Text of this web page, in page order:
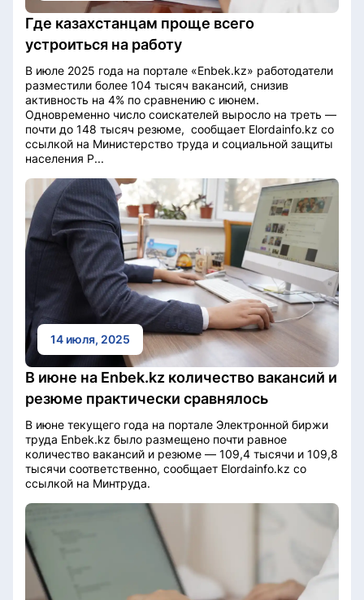
Где казахстанцам проще всего
устроиться на работу
В июле 2025 года на портале «Enbek.kz» работодатели
разместили более 104 тысяч вакансий, снизив
активность на 4% по сравнению с июнем.
Одновременно число соискателей выросло на треть —
почти до 148 тысяч резюме, сообщает Elordainfo.kz со
ссылкой на Министерство труда и социальной защиты
населения Р...
14 июля, 2025
В июне на Enbek.kz количество вакансий и
резюме практически сравнялось
В июне текущего года на портале Электронной биржи
труда Enbek.kz было размещено почти равное
количество вакансий и резюме — 109,4 тысячи и 109,8
тысячи соответственно, сообщает Elordainfo.kz со
ссылкой на Минтруда.